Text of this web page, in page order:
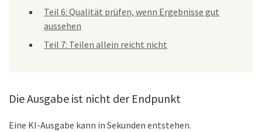
Teil 6: Qualität prüfen, wenn Ergebnisse gut
aussehen
Teil 7: Teilen allein reicht nicht
Die Ausgabe ist nicht der Endpunkt
Eine KI-Ausgabe kann in Sekunden entstehen.